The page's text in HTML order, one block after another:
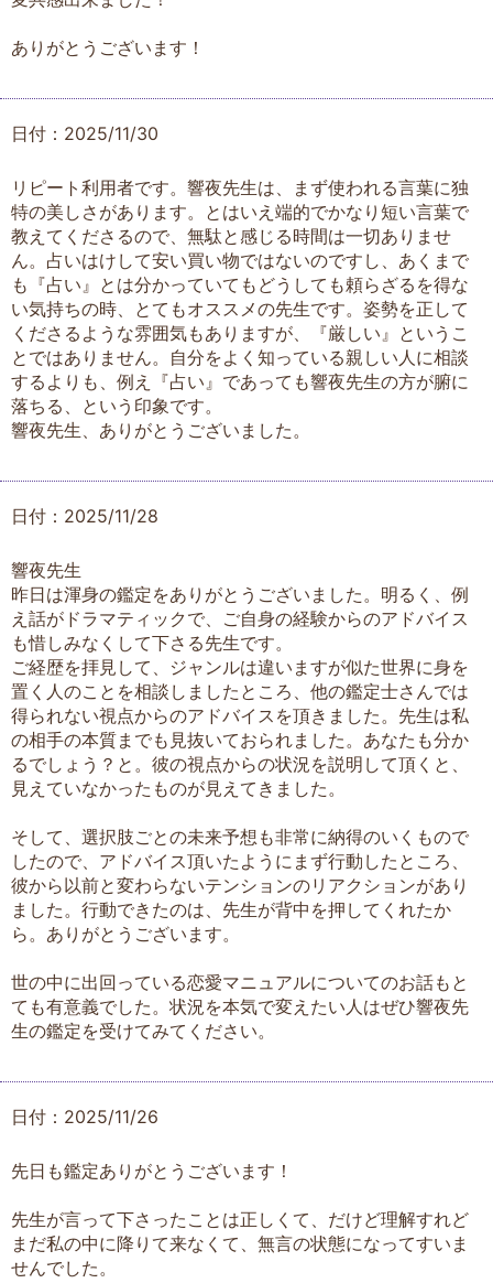
ありがとうございます！
日付：2025/11/30
リピート利用者です。響夜先生は、まず使われる言葉に独
特の美しさがあります。とはいえ端的でかなり短い言葉で
教えてくださるので、無駄と感じる時間は一切ありませ
ん。占いはけして安い買い物ではないのですし、あくまで
も『占い』とは分かっていてもどうしても頼らざるを得な
い気持ちの時、とてもオススメの先生です。姿勢を正して
くださるような雰囲気もありますが、『厳しい』というこ
とではありません。自分をよく知っている親しい人に相談
するよりも、例え『占い』であっても響夜先生の方が腑に
落ちる、という印象です。
響夜先生、ありがとうございました。
日付：2025/11/28
響夜先生
昨日は渾身の鑑定をありがとうございました。明るく、例
え話がドラマティックで、ご自身の経験からのアドバイス
も惜しみなくして下さる先生です。
ご経歴を拝見して、ジャンルは違いますが似た世界に身を
置く人のことを相談しましたところ、他の鑑定士さんでは
得られない視点からのアドバイスを頂きました。先生は私
の相手の本質までも見抜いておられました。あなたも分か
るでしょう？と。彼の視点からの状況を説明して頂くと、
見えていなかったものが見えてきました。
そして、選択肢ごとの未来予想も非常に納得のいくもので
したので、アドバイス頂いたようにまず行動したところ、
彼から以前と変わらないテンションのリアクションがあり
ました。行動できたのは、先生が背中を押してくれたか
ら。ありがとうございます。
世の中に出回っている恋愛マニュアルについてのお話もと
ても有意義でした。状況を本気で変えたい人はぜひ響夜先
生の鑑定を受けてみてください。
日付：2025/11/26
先日も鑑定ありがとうございます！
先生が言って下さったことは正しくて、だけど理解すれど
まだ私の中に降りて来なくて、無言の状態になってすいま
せんでした。